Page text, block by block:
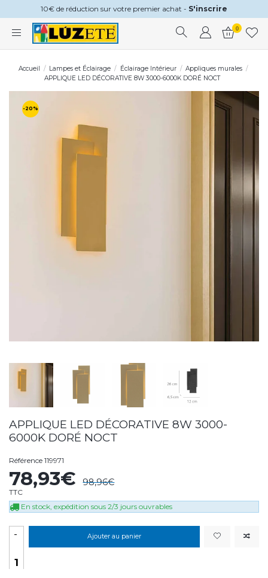
10€ de réduction sur votre premier achat - S'inscrire
0
Accueil Lampes et Éclairage Éclairage Intérieur
Appliques murales
APPLIQUE LED DÉCORATIVE 8W 3000-6000K DORÉ NOCT
-20%
APPLIQUE LED DÉCORATIVE 8W 3000-
6000K DORÉ NOCT
Référence 119971
78,93€ 98,96€
TTC
En stock, expédition sous 2/3 jours ouvrables
- Ajouter au panier